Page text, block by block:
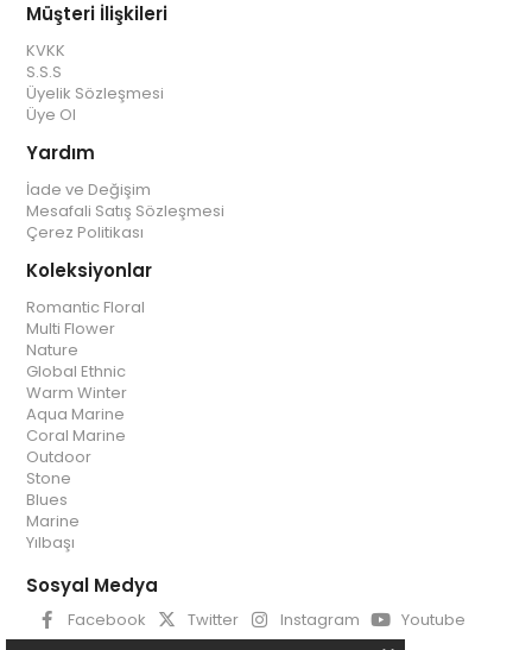
Müşteri İlişkileri
KVKK
S.S.S
Üyelik Sözleşmesi
Üye Ol
Yardım
İade ve Değişim
Mesafali Satış Sözleşmesi
Çerez Politikası
Koleksiyonlar
Romantic Floral
Multi Flower
Nature
Global Ethnic
Warm Winter
Aqua Marine
Coral Marine
Outdoor
Stone
Blues
Marine
Yılbaşı
Sosyal Medya
Facebook Twitter Instagram Youtube